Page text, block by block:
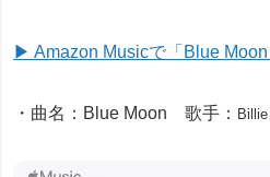
▶ Amazon Musicで「Blue
・曲名：Blue Moon 歌手：